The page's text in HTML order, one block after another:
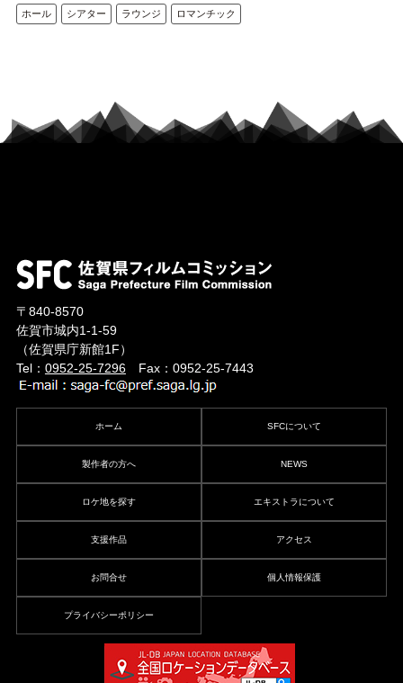
ホール シアター ラウンジ ロマンチック
〒840-8570
佐賀市城内1-1-59
（佐賀県庁新館1F）
Tel： 0952-25-7296Fax：0952-25-7443
ホーム SFCについて
製作者の方へ NEWS
ロケ地を探す エキストラについて
支援作品 アクセス
お問合せ 個人情報保護
プライバシーポリシー